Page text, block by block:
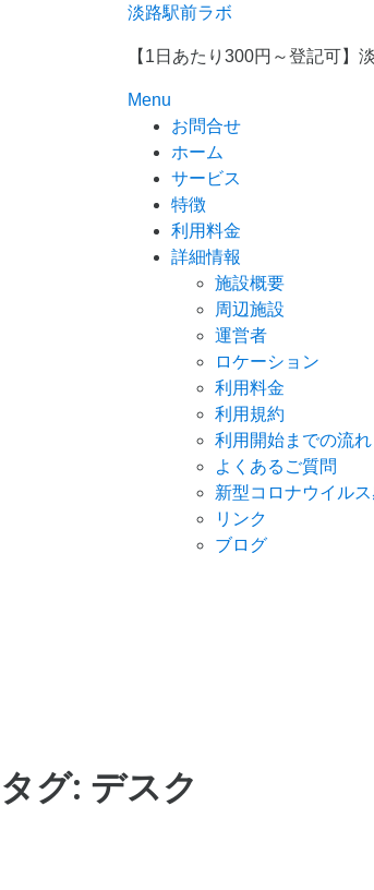
淡路駅前ラボ
【1日あたり300円～登記可】
Menu
お問合せ
ホーム
サービス
特徴
利用料金
詳細情報
施設概要
周辺施設
運営者
ロケーション
利用料金
利用規約
利用開始までの流れ
よくあるご質問
新型コロナウイル
リンク
ブログ
タグ: デスク